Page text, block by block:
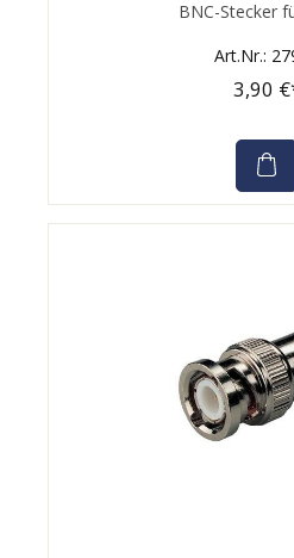
BNC-Stecker
Art.Nr.:
3,90